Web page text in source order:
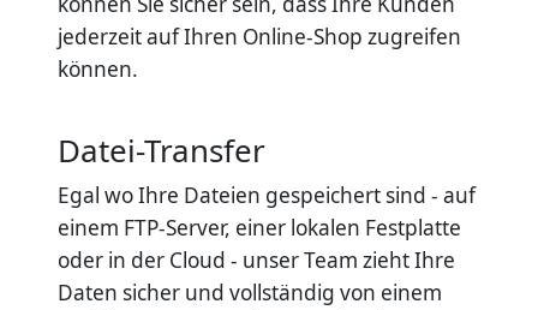
jederzeit auf Ihren Online-Shop zugreifen
können.
Datei-Transfer
Egal wo Ihre Dateien gespeichert sind - auf
einem FTP-Server, einer lokalen Festplatte
oder in der Cloud - unser Team zieht Ihre
Daten sicher und vollständig von einem